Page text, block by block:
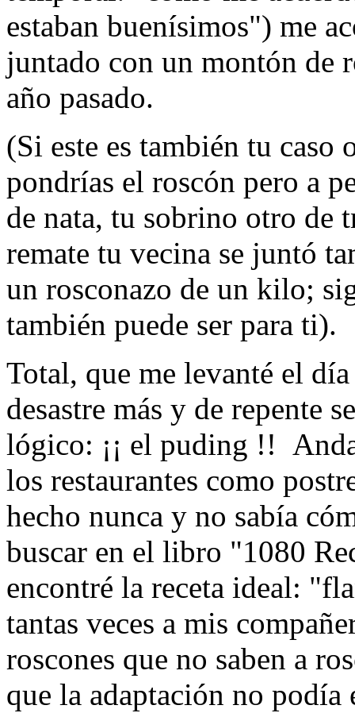
estaban buenísimos") me
juntado con un montón de
año pasado.
(Si este es también tu caso
pondrías el roscón pero a
de nata, tu sobrino otro de
remate tu vecina se juntó
un rosconazo de un kilo;
también puede ser para ti).
Total, que me levanté el
desastre más y de repente
lógico: ¡¡ el puding !!
los restaurantes como
hecho nunca y no sabía
buscar en el libro "1080
encontré la receta ideal:
tantas veces a mis
roscones que no saben a
que la adaptación no podía